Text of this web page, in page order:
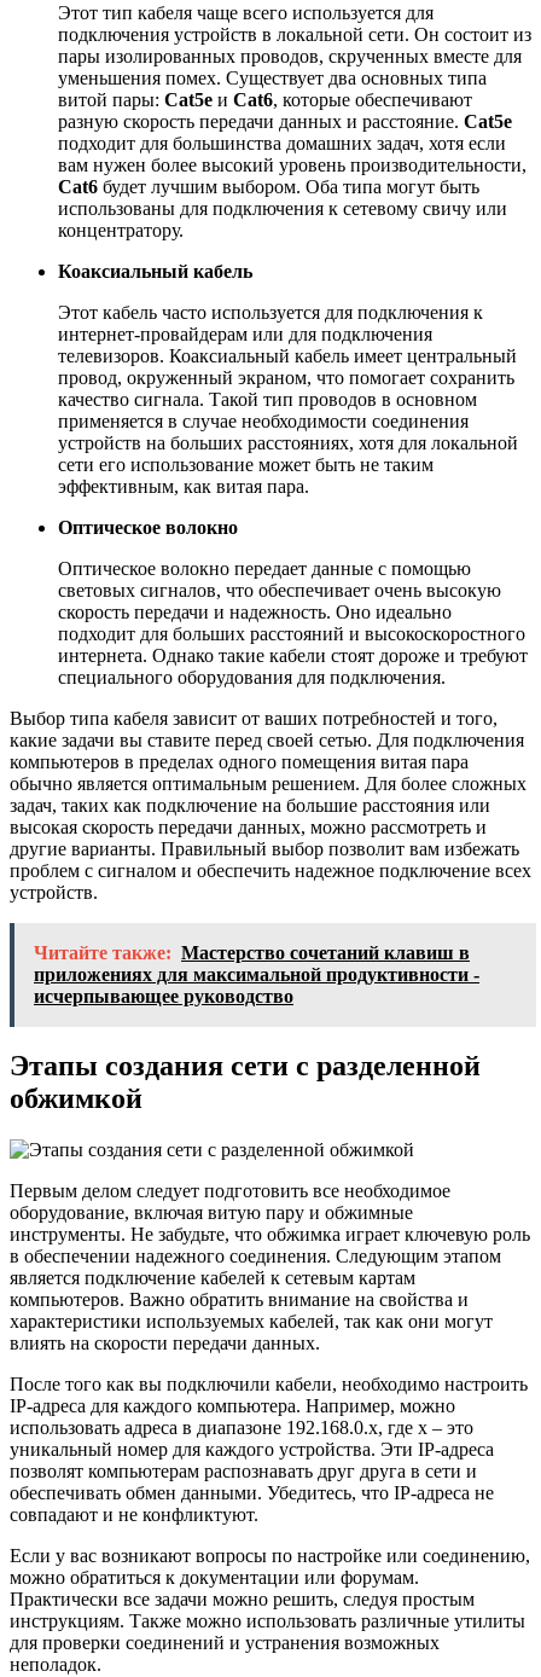
Этот тип кабеля чаще всего используется для
подключения устройств в локальной сети. Он состоит из
пары изолированных проводов, скрученных вместе для
уменьшения помех. Существует два основных типа
витой пары: Cat5e и Cat6, которые обеспечивают
разную скорость передачи данных и расстояние. Cat5e
подходит для большинства домашних задач, хотя если
вам нужен более высокий уровень производительности,
Cat6 будет лучшим выбором. Оба типа могут быть
использованы для подключения к сетевому свичу или
концентратору.
Коаксиальный кабель
Этот кабель часто используется для подключения к
интернет-провайдерам или для подключения
телевизоров. Коаксиальный кабель имеет центральный
провод, окруженный экраном, что помогает сохранить
качество сигнала. Такой тип проводов в основном
применяется в случае необходимости соединения
устройств на больших расстояниях, хотя для локальной
сети его использование может быть не таким
эффективным, как витая пара.
Оптическое волокно
Оптическое волокно передает данные с помощью
световых сигналов, что обеспечивает очень высокую
скорость передачи и надежность. Оно идеально
подходит для больших расстояний и высокоскоростного
интернета. Однако такие кабели стоят дороже и требуют
специального оборудования для подключения.
Выбор типа кабеля зависит от ваших потребностей и того,
какие задачи вы ставите перед своей сетью. Для подключения
компьютеров в пределах одного помещения витая пара
обычно является оптимальным решением. Для более сложных
задач, таких как подключение на большие расстояния или
высокая скорость передачи данных, можно рассмотреть и
другие варианты. Правильный выбор позволит вам избежать
проблем с сигналом и обеспечить надежное подключение всех
устройств.
Читайте также: Мастерство сочетаний клавиш в
приложениях для максимальной продуктивности -
исчерпывающее руководство
Этапы создания сети с разделенной
обжимкой
Первым делом следует подготовить все необходимое
оборудование, включая витую пару и обжимные
инструменты. Не забудьте, что обжимка играет ключевую роль
в обеспечении надежного соединения. Следующим этапом
является подключение кабелей к сетевым картам
компьютеров. Важно обратить внимание на свойства и
характеристики используемых кабелей, так как они могут
влиять на скорости передачи данных.
После того как вы подключили кабели, необходимо настроить
IP-адреса для каждого компьютера. Например, можно
использовать адреса в диапазоне 192.168.0.x, где x – это
уникальный номер для каждого устройства. Эти IP-адреса
позволят компьютерам распознавать друг друга в сети и
обеспечивать обмен данными. Убедитесь, что IP-адреса не
совпадают и не конфликтуют.
Если у вас возникают вопросы по настройке или соединению,
можно обратиться к документации или форумам.
Практически все задачи можно решить, следуя простым
инструкциям. Также можно использовать различные утилиты
для проверки соединений и устранения возможных
неполадок.